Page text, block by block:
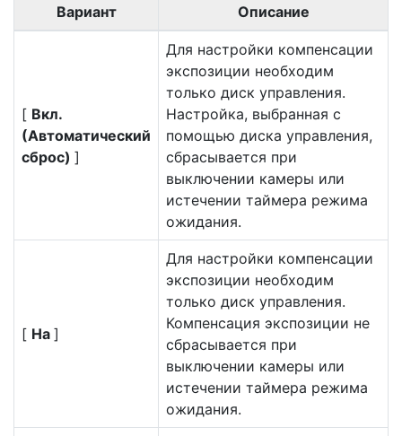
Вариант Описание
[ Вкл.
(Автоматический
сброс) ]
Для настройки компенсации
экспозиции необходим
только диск управления.
Настройка, выбранная с
помощью диска управления,
сбрасывается при
выключении камеры или
истечении таймера режима
ожидания.
[ На ]
Для настройки компенсации
экспозиции необходим
только диск управления.
Компенсация экспозиции не
сбрасывается при
выключении камеры или
истечении таймера режима
ожидания.